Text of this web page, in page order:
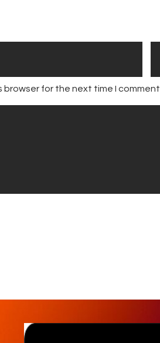
browser for the next time I comment.